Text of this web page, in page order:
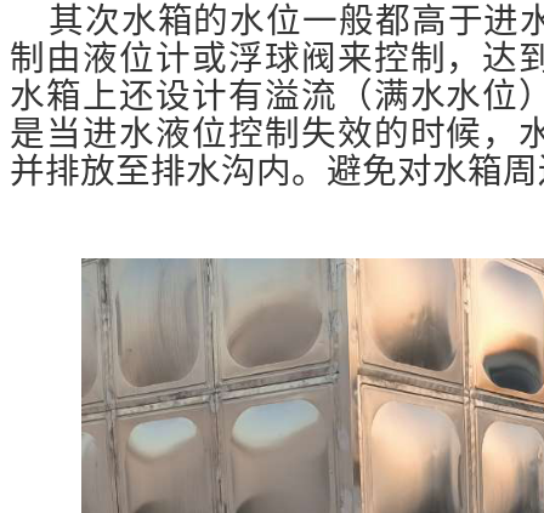
其次水箱的水位一般都高于进
制由液位计或浮球阀来控制，达
水箱上还设计有溢流（满水水位
是当进水液位控制失效的时候，
并排放至排水沟内。避免对水箱